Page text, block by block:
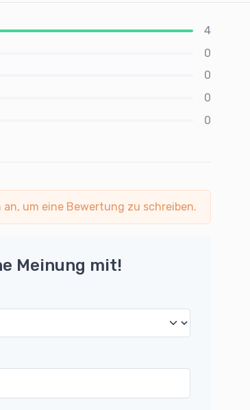
4
0
0
0
0
um eine Bewertung zu schreiben.
Meinung mit!